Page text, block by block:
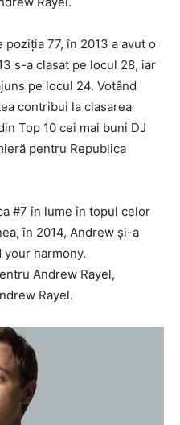
77, în 2013 a avut o
s-a clasat pe locul 28, iar
pe locul 24. Votând
contribui la clasarea
Top 10 cei mai buni DJ
pentru Republica
#7 în lume în topul celor
în 2014, Andrew și-a
your harmony.
Andrew Rayel,
Rayel.